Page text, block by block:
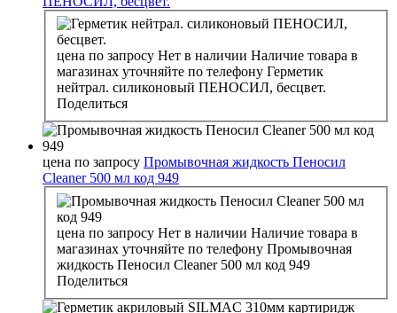
цена по запросу Нет в наличии Наличие товара в
магазинах уточняйте по телефону Герметик
нейтрал. силиконовый ПЕНОСИЛ, бесцвет.
Поделиться
цена по запросу Промывочная жидкость Пеносил
Cleaner 500 мл код 949
цена по запросу Нет в наличии Наличие товара в
магазинах уточняйте по телефону Промывочная
жидкость Пеносил Cleaner 500 мл код 949
Поделиться